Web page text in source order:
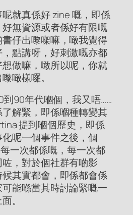
就真係好 zine 嘅，即係
無資源或者係好有限嘅
仔出嚟㗎嘛，噉我覺得
點講呀，好刺激嘅亦都
做嘛，噉所以呢，你就
噉樣囉。
90年代嗰個，我又唔……
解緊，即係嗰種轉變其
提到嗰個歷史，即係
呢一個事件之後，個
一次都係嘅，每一次都
，對於個社群有啲影
其實都會，即係都會係
能喺當其時討論緊嘅一
。